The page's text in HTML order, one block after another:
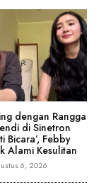
dengan Rangga
di Sinetron
Bicara’, Febby
Alami Kesulitan
6, 2026